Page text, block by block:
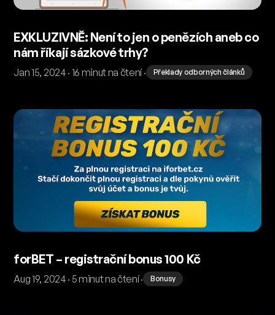
EXKLUZIVNĚ: Není to jen o penězích aneb co
nám říkají sázkové trhy?
Jan 15, 2024 · 16 minut na čtení · Překlady odborných článků
forBET – registrační bonus 100 Kč
Aug 19, 2024 · 5 minut na čtení · Bonusy